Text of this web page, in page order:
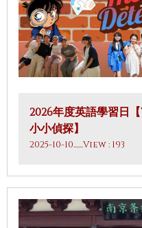
2026年度英語學習
小小偵探】
2025-10-10.......View : 193